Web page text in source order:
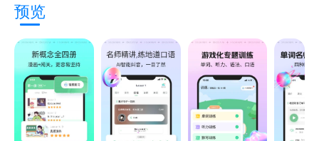
预览